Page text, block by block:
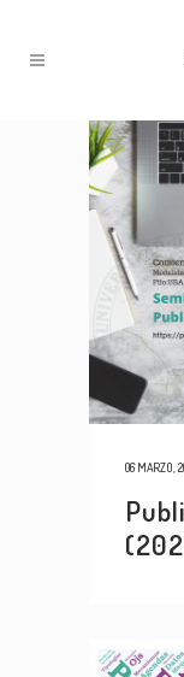
06 MARZO,